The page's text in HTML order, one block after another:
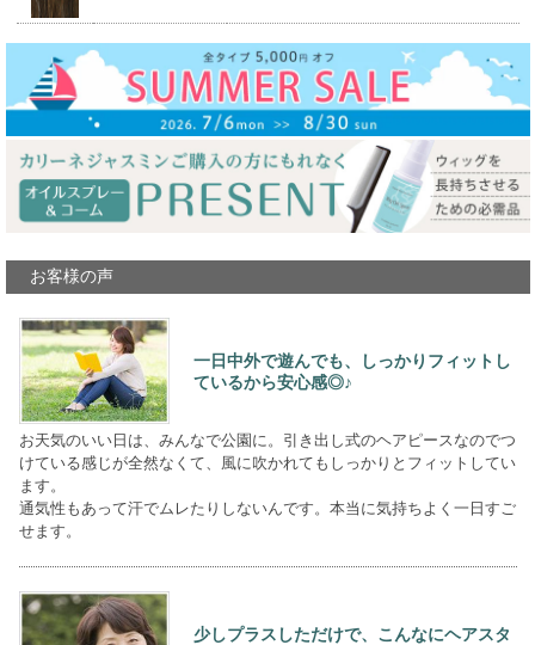
お客様の声
一日中外で遊んでも、しっかりフィットし
ているから安心感◎♪
お天気のいい日は、みんなで公園に。引き出し式のヘアピースなのでつ
けている感じが全然なくて、風に吹かれてもしっかりとフィットしてい
ます。
通気性もあって汗でムレたりしないんです。本当に気持ちよく一日すご
せます。
少しプラスしただけで、こんなにヘアスタ